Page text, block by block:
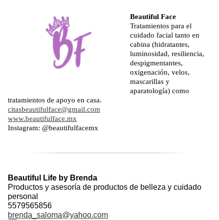
Beautiful Face
Tratamientos para el
cuidado facial tanto en
cabina (hidratantes,
luminosidad, resiliencia,
despigmentantes,
oxigenación, velos,
mascarillas y
aparatología) como
tratamientos de apoyo en casa.
citasbeautifulface@gmail.com
www.beautifulface.mx
Instagram: @beautifulfacemx
Beautiful Life by Brenda
Productos y asesoría de productos de belleza y cuidado
personal
5579565856
brenda_saloma@yahoo.com